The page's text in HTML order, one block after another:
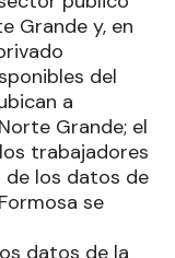
Grande y, en
del
a
Grande; el
trabajadores
de los datos de
se